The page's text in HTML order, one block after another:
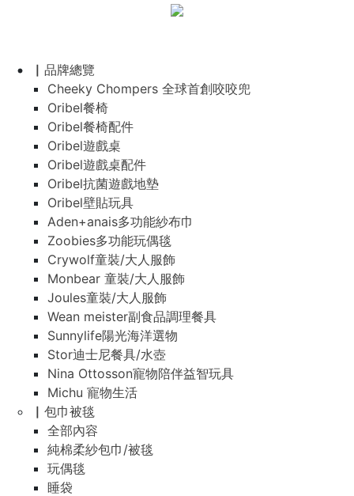
▏品牌總覽
Cheeky Chompers 全球首創咬咬兜
Oribel餐椅
Oribel餐椅配件
Oribel遊戲桌
Oribel遊戲桌配件
Oribel抗菌遊戲地墊
Oribel壁貼玩具
Aden+anais多功能紗布巾
Zoobies多功能玩偶毯
Crywolf童裝/大人服飾
Monbear 童裝/大人服飾
Joules童裝/大人服飾
Wean meister副食品調理餐具
Sunnylife陽光海洋選物
Stor迪士尼餐具/水壺
Nina Ottosson寵物陪伴益智玩具
Michu 寵物生活
▏包巾被毯
全部內容
純棉柔紗包巾/被毯
玩偶毯
睡袋